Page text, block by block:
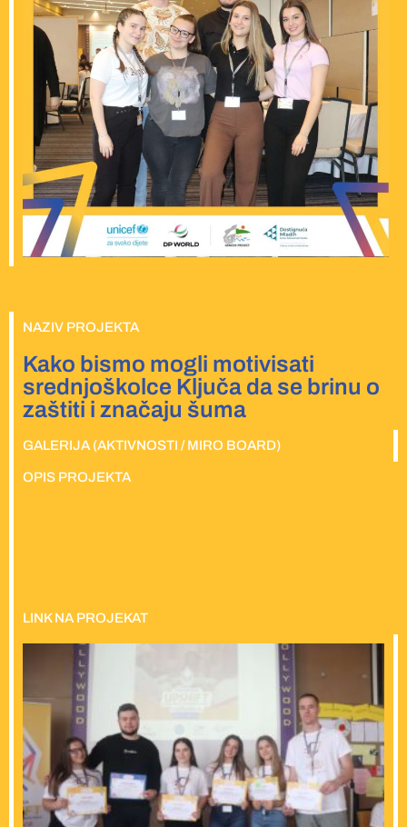
NAZIV PROJEKTA
Kako bismo mogli motivisati
srednjoškolce Ključa da se brinu o
zaštiti i značaju šuma
GALERIJA (AKTIVNOSTI / MIRO BOARD)
OPIS PROJEKTA
LINK NA PROJEKAT